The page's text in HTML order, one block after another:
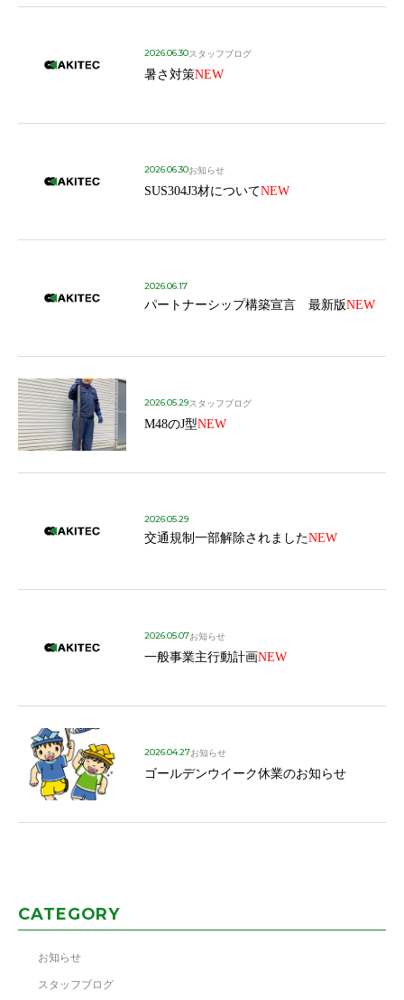
2026.06.30スタッフブログ
暑さ対策NEW
2026.06.30お知らせ
SUS304J3材についてNEW
2026.06.17
パートナーシップ構築宣言 最新版NEW
2026.05.29スタッフブログ
M48のJ型NEW
2026.05.29
交通規制一部解除されましたNEW
2026.05.07お知らせ
一般事業主行動計画NEW
2026.04.27お知らせ
ゴールデンウイーク休業のお知らせ
CATEGORY
お知らせ
スタッフブログ